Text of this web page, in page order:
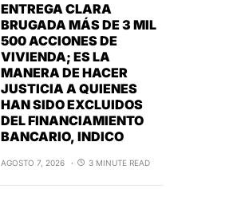
ENTREGA CLARA
BRUGADA MÁS DE 3 MIL
500 ACCIONES DE
VIVIENDA; ES LA
MANERA DE HACER
JUSTICIA A QUIENES
HAN SIDO EXCLUIDOS
DEL FINANCIAMIENTO
BANCARIO, INDICO
AGOSTO 7, 2026 3 MINUTE READ